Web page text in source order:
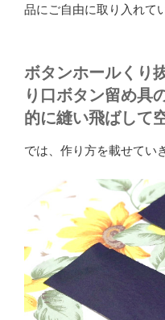
品にご自由に取り入れて
ボタンホールくり
り口ボタン留め具
的に縫い飛ばして
では、作り方を載せてい